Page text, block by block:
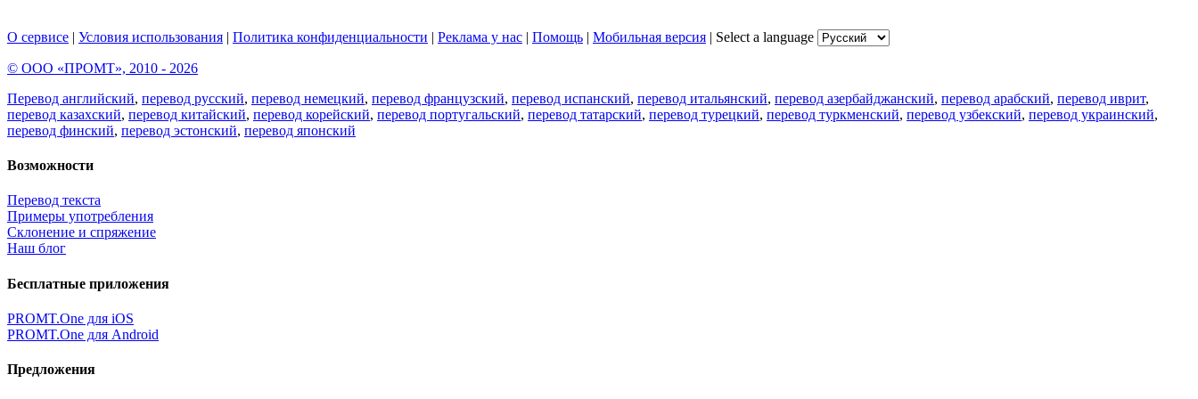
О сервисе | Условия использования | Политика конфиденциальности | Реклама у нас | Помощь | Мобильная версия | Select a language
© ООО «ПРОМТ», 2010 - 2026
Перевод английский, перевод русский, перевод немецкий, перевод французский, перевод испанский, перевод итальянский, перевод азербайджанский, перевод арабский, перевод иврит,
перевод казахский, перевод китайский, перевод корейский, перевод португальский, перевод татарский, перевод турецкий, перевод туркменский, перевод узбекский, перевод украинский,
перевод финский, перевод эстонский, перевод японский
Возможности
Перевод текста
Примеры употребления
Склонение и спряжение
Наш блог
Бесплатные приложения
PROMT.One для iOS
PROMT.One для Android
Предложения